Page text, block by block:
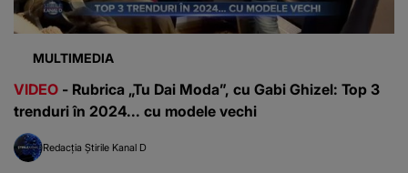
MULTIMEDIA
VIDEO - Rubrica „Tu Dai Moda”, cu Gabi Ghizel: Top 3
trenduri în 2024... cu modele vechi
Redacția Știrile Kanal D